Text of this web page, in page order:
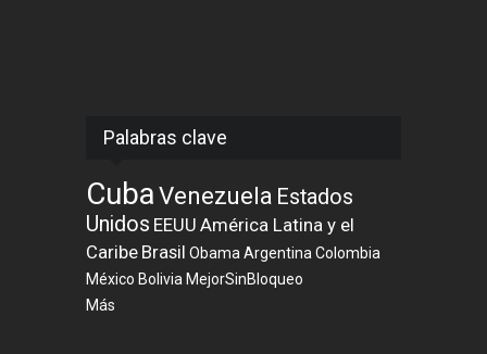
Palabras clave
CubaVenezuela Estados
Unidos EEUU América Latina y el
Caribe Brasil Obama Argentina Colombia
México Bolivia MejorSinBloqueo
Más